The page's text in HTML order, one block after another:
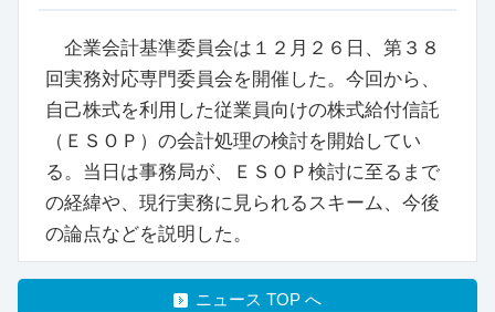
企業会計基準委員会は１２月２６日、第３８
回実務対応専門委員会を開催した。今回から、
自己株式を利用した従業員向けの株式給付信託
（ＥＳＯＰ）の会計処理の検討を開始してい
る。当日は事務局が、ＥＳＯＰ検討に至るまで
の経緯や、現行実務に見られるスキーム、今後
の論点などを説明した。
ニュース TOP へ